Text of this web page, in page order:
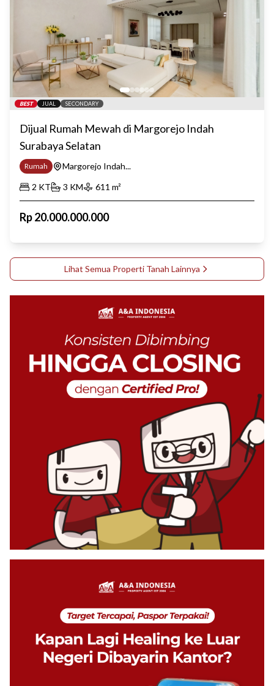
BEST JUAL SECONDARY
Dijual Rumah Mewah di Margorejo Indah
Surabaya Selatan
Rumah
Margorejo Indah...
2 KT 3 KM 611 m²
Rp20.000.000.000
Lihat Semua Properti Tanah Lainnya